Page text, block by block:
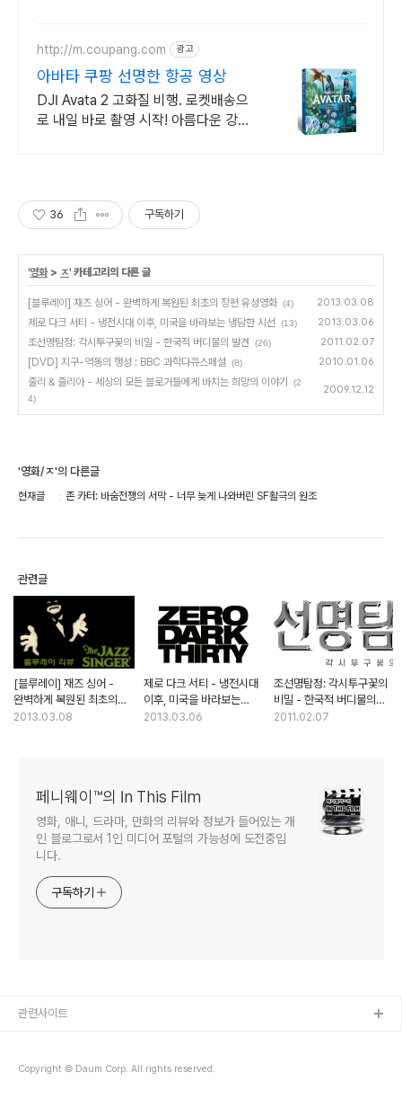
http://m.coupang.com 광고
아바타 쿠팡 선명한 항공 영상
DJI Avata 2 고화질 비행. 로켓배송으
로 내일 바로 촬영 시작! 아름다운 강원
36 구독하기
'영화> ㅈ' 카테고리의 다른 글
[블루레이] 재즈 싱어 - 완벽하게 복원된 최초의 장편 유성영화 (4) 2013.03.08
제로 다크 서티 - 냉전시대 이후, 미국을 바라보는 냉담한 시선 (13) 2013.03.06
조선명탐정: 각시투구꽃의 비밀 - 한국적 버디물의 발견 (26) 2011.02.07
[DVD] 지구-역동의 행성 : BBC 과학다큐스페셜 (8) 2010.01.06
줄리 & 줄리아 - 세상의 모든 블로거들에게 바치는 희망의 이야기
(2
4)
2009.12.12
'영화/ㅈ'의 다른글
현재글 존 카터: 바숨전쟁의 서막 - 너무 늦게 나와버린 SF활극의 원조
관련글
[블루레이] 재즈 싱어 -
완벽하게 복원된 최초의
장편 유성영화
2013.03.08
제로 다크 서티 - 냉전시대
이후, 미국을 바라보는
냉담한 시선
2013.03.06
조선명탐정: 각시투구꽃의
비밀 - 한국적 버디물의
발견
2011.02.07
페니웨이™의 In This Film
영화, 애니, 드라마, 만화의 리뷰와 정보가 들어있는 개
인 블로그로서 1인 미디어 포털의 가능성에 도전중입
니다.
구독하기
Copyright © Daum Corp. All rights reserved.
관련사이트